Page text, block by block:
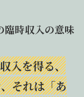
臨時収入の意味
入を得る、
それは「あ